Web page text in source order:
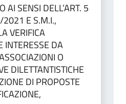
AI SENSI DELL’ART. 5
2021 E S.M.I.,
VERIFICA
INTERESSE DA
O
DILETTANTISTICHE
DI PROPOSTE